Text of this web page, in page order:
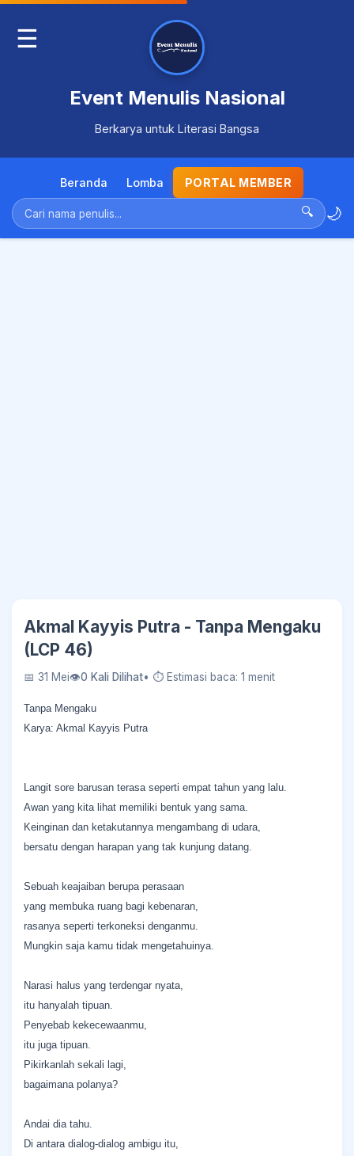
☰
Event Menulis Nasional
Berkarya untuk Literasi Bangsa
Beranda Lomba PORTAL MEMBER
🔍 🌙
Akmal Kayyis Putra - Tanpa Mengaku
(LCP 46)
📅 31 Mei👁0 Kali Dilihat• ⏱ Estimasi baca: 1 menit
Tanpa Mengaku
Karya: Akmal Kayyis Putra
Langit sore barusan terasa seperti empat tahun yang lalu.
Awan yang kita lihat memiliki bentuk yang sama.
Keinginan dan ketakutannya mengambang di udara,
bersatu dengan harapan yang tak kunjung datang.
Sebuah keajaiban berupa perasaan
yang membuka ruang bagi kebenaran,
rasanya seperti terkoneksi denganmu.
Mungkin saja kamu tidak mengetahuinya.
Narasi halus yang terdengar nyata,
itu hanyalah tipuan.
Penyebab kekecewaanmu,
itu juga tipuan.
Pikirkanlah sekali lagi,
bagaimana polanya?
Andai dia tahu.
Di antara dialog-dialog ambigu itu,